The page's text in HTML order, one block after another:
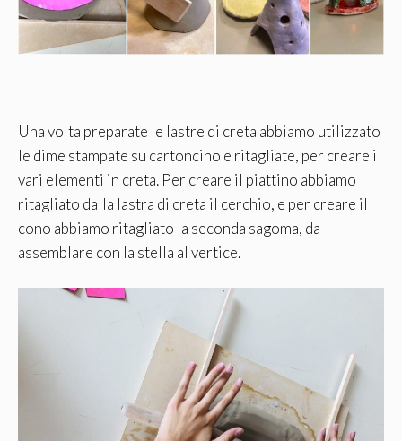
Una volta preparate le lastre di creta abbiamo utilizzato
le dime stampate su cartoncino e ritagliate, per creare i
vari elementi in creta. Per creare il piattino abbiamo
ritagliato dalla lastra di creta il cerchio, e per creare il
cono abbiamo ritagliato la seconda sagoma, da
assemblare con la stella al vertice.